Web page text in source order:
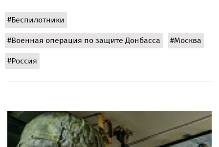
#Беспилотники
#Военная операция по защите Донбасса #Москва
#Россия